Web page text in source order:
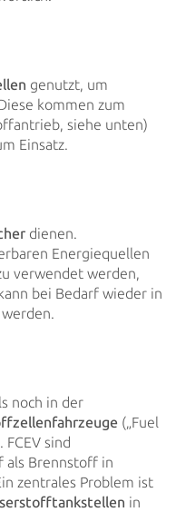
genutzt, um
kommen zum
siehe unten)
Einsatz.
dienen.
Energiequellen
verwendet werden,
bei Bedarf wieder in
noch in der
(„Fuel
FCEV sind
als Brennstoff in
zentrales Problem ist
in